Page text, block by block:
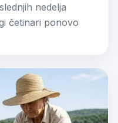
nedelja
četinari ponovo